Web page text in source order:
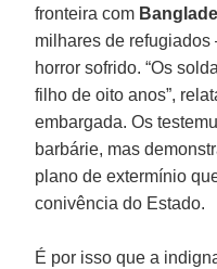
fronteira com
milhares de refugiados
horror sofrido. “Os
filho de oito anos”,
embargada. Os
barbárie, mas
plano de extermínio
conivência do Estado.
É por isso que a